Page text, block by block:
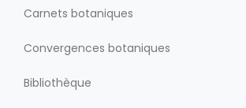
Carnets botaniques
Convergences botaniques
Bibliothèque